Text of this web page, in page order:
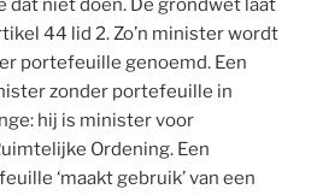
dat niet doen. De grondwet laat
44 lid 2. Zo’n minister wordt
portefeuille genoemd. Een
zonder portefeuille in
hij is minister voor
Ordening. Een
‘maakt gebruik’ van een